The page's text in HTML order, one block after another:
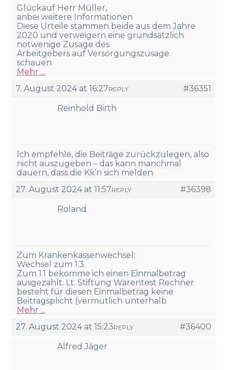
Glückauf Herr Müller,
anbei weitere Informationen
Diese Urteile stammen beide aus dem Jahre
2020 und verweigern eine grundsätzlich
notwenige Zusage des
Arbeitgebers auf Versorgungszusage.
schauen
Mehr ...
7. August 2024 at 16:27
#36351
REPLY
Reinhold Birth
Ich empfehle, die Beiträge zurückzulegen, also
nicht auszugeben – das kann manchmal
dauern, dass die Kk’n sich melden.
27. August 2024 at 11:57
#36398
REPLY
Roland
Zum Krankenkassenwechsel:
Wechsel zum 1.3.
Zum 1.1 bekomme ich einen Einmalbetrag
ausgezahlt. Lt. Stiftung Warentest Rechner
besteht für diesen Einmalbetrag keine
Beitragsplicht (vermutlich unterhalb
Mehr ...
27. August 2024 at 15:23
#36400
REPLY
Alfred Jäger